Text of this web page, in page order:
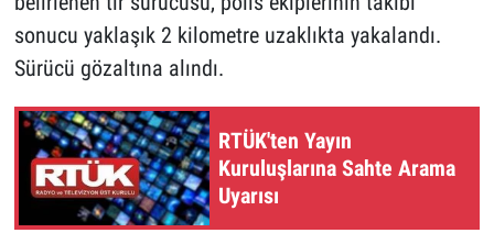
sonucu yaklaşık 2 kilometre uzaklıkta yakalandı.
Sürücü gözaltına alındı.
RTÜK'ten Yayın
Kuruluşlarına Sahte Arama
Uyarısı